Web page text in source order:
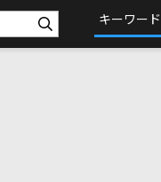
キーワード